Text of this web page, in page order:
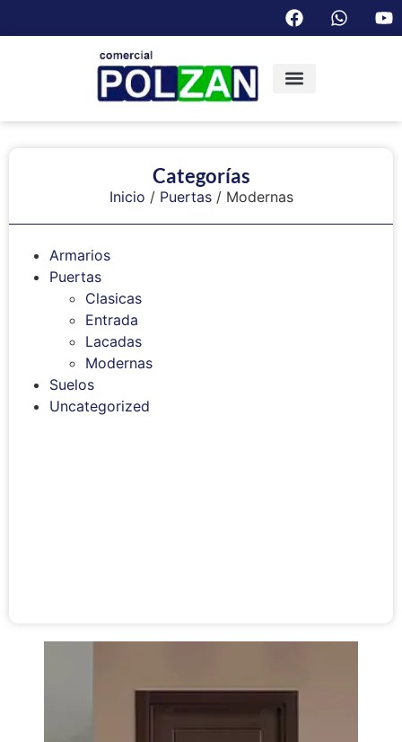
Categorías
Inicio / Puertas/ Modernas
Armarios
Puertas
Clasicas
Entrada
Lacadas
Modernas
Suelos
Uncategorized